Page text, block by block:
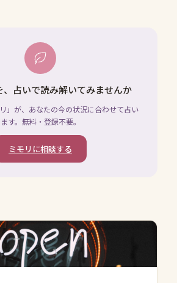
、占いで読み解いてみませんか
」が、あなたの今の状況に合わせて占い
ます。無料・登録不要。
ミモリに相談する